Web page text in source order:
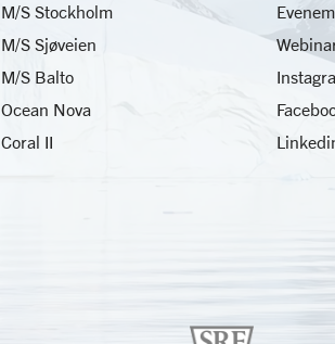
M/S Stockholm
M/S Sjøveien
M/S Balto
Ocean Nova
Coral II